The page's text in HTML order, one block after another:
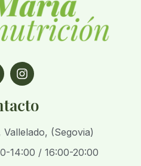
(Segovia)
14:00 / 16:00-20:00